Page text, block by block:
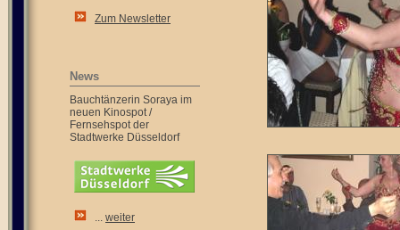
Zum Newsletter
News
Bauchtänzerin Soraya im
neuen Kinospot /
Fernsehspot der
Stadtwerke Düsseldorf
... weiter